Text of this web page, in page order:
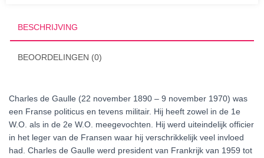
BESCHRIJVING
BEOORDELINGEN (0)
Charles de Gaulle (22 november 1890 – 9 november 1970) was
een Franse politicus en tevens militair. Hij heeft zowel in de 1e
W.O. als in de 2e W.O. meegevochten. Hij werd uiteindelijk officier
in het leger van de Fransen waar hij verschrikkelijk veel invloed
had. Charles de Gaulle werd president van Frankrijk van 1959 tot